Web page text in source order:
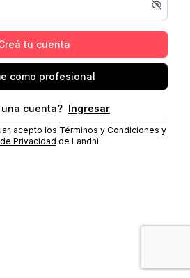
tu cuenta
como profesional
cuenta? Ingresar
acepto los Términos y Condiciones y
Privacidad de Landhi.